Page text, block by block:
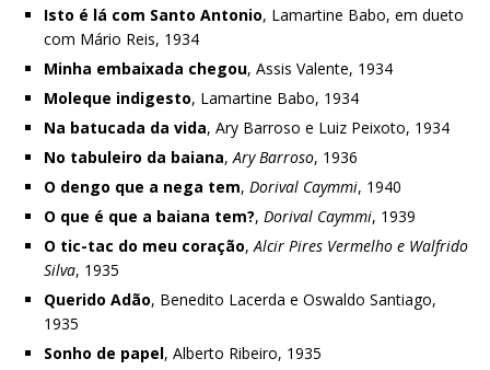
Isto é lá com Santo Antonio, Lamartine Babo, em dueto
com Mário Reis, 1934
Minha embaixada chegou, Assis Valente, 1934
Moleque indigesto, Lamartine Babo, 1934
Na batucada da vida, Ary Barroso e Luiz Peixoto, 1934
No tabuleiro da baiana,Ary Barroso, 1936
O dengo que a nega tem, Dorival Caymmi, 1940
O que é que a baiana tem?, Dorival Caymmi, 1939
O tic-tac do meu coração,Alcir Pires Vermelho e Walfrido
Silva, 1935
Querido Adão, Benedito Lacerda e Oswaldo Santiago,
1935
Sonho de papel, Alberto Ribeiro, 1935